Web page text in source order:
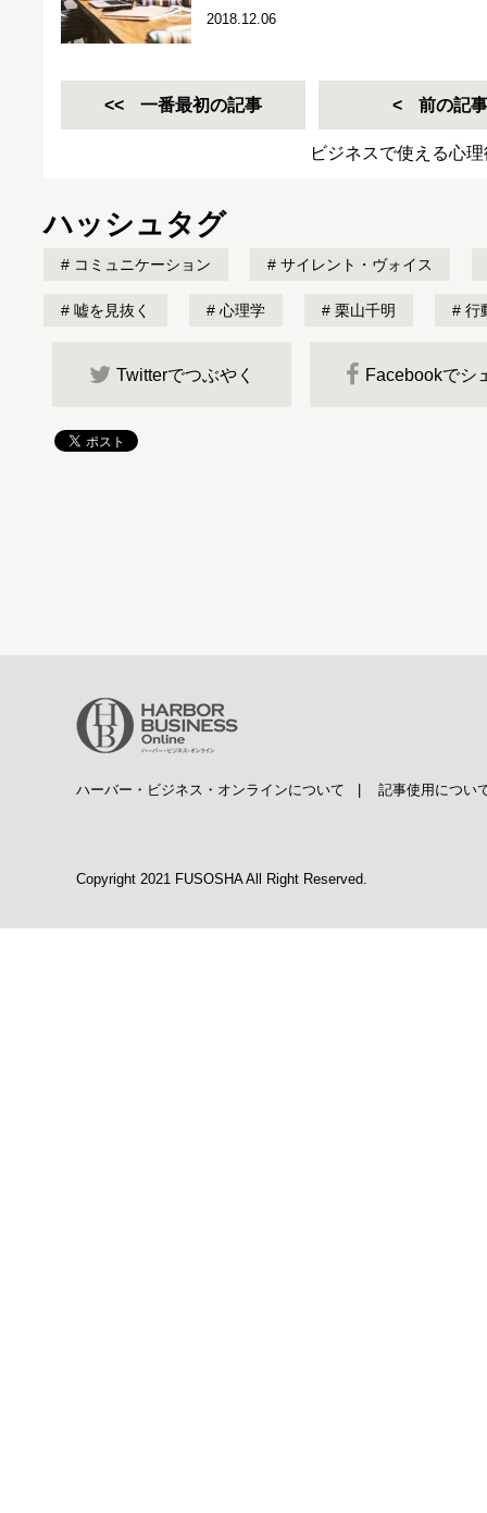
2018.12.06
一番最初の記事 前の記事
ビジネスで使える心
ハッシュタグ
コミュニケーション サイレント・ヴォイス
嘘を見抜く 心理学 栗山千明 行
Twitterでつぶやく Facebookでシ
ハーバー・ビジネス・オンラインについて 記事使用につい
Copyright 2021 FUSOSHA All Right Reserved.